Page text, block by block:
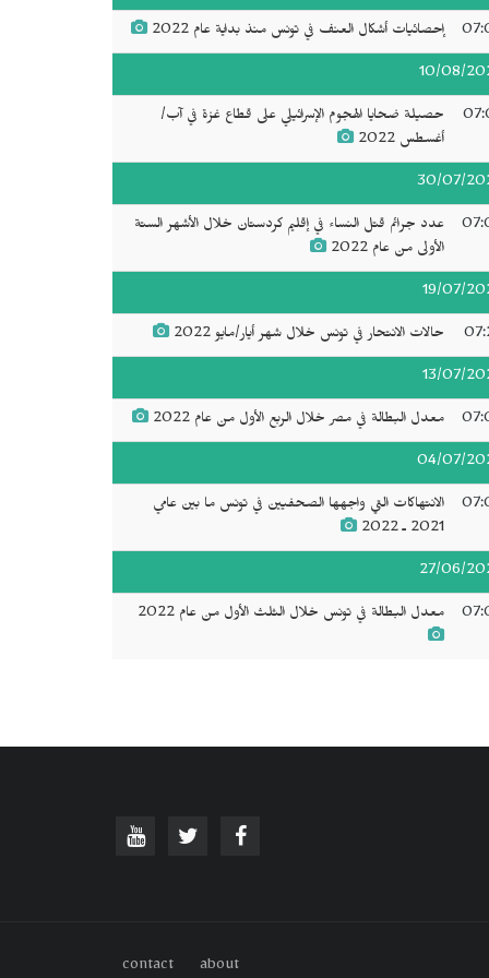
إحصائيات أشكال العنف في تونس منذ بداية عام 2022
10/08/
حصيلة ضحايا الهجوم الإسرائيلي على قطاع غزة في آب/
أغسطس 2022
30/07/
عدد جرائم قتل النساء في إقليم كردستان خلال الأشهر الستة
الأولى من عام 2022
19/07/
حالات الانتحار في تونس خلال شهر أيار/مايو 2022
13/07/
معدل البطالة في مصر خلال الربع الأول من عام 2022
04/07/
الانتهاكات التي واجهها الصحفيين في تونس ما بين عامي
2021 ـ 2022
27/06/
معدل البطالة في تونس خلال الثلث الأول من عام 2022
about
contact